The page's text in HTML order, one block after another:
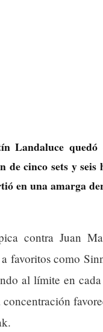
Landaluce
cinco sets y
en una amarga
contra Juan
favoritos como
al límite en